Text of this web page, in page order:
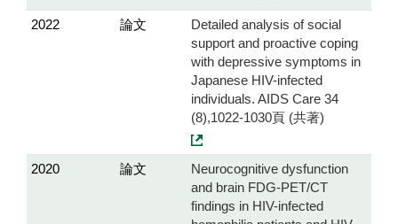
2022 論文
Detailed analysis of social
support and proactive coping
with depressive symptoms in
Japanese HIV-infected
individuals. AIDS Care 34
(8),1022-1030頁 (共著)
2020 論文
Neurocognitive dysfunction
and brain FDG-PET/CT
findings in HIV-infected